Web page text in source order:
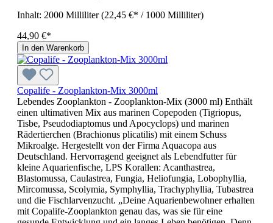
Inhalt: 2000 Milliliter(22,45 €* / 1000 Milliliter)
44,90 €*
In den Warenkorb
Copalife - Zooplankton-Mix 3000ml
Lebendes Zooplankton - Zooplankton-Mix (3000 ml) Enthält
einen ultimativen Mix aus marinen Copepoden (Tigriopus,
Tisbe, Pseudodiaptomus und Apocyclops) und marinen
Rädertierchen (Brachionus plicatilis) mit einem Schuss
Mikroalge. Hergestellt von der Firma Aquacopa aus
Deutschland. Hervorragend geeignet als Lebendfutter für
kleine Aquarienfische, LPS Korallen: Acanthastrea,
Blastomussa, Caulastrea, Fungia, Heliofungia, Lobophyllia,
Mircomussa, Scolymia, Symphyllia, Trachyphyllia, Tubastrea
und die Fischlarvenzucht. „Deine Aquarienbewohner erhalten
mit Copalife-Zooplankton genau das, was sie für eine